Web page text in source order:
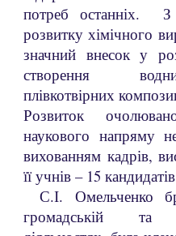
потреб останніх. З
розвитку хімічного
значний внесок у
створення
плівкотвірних
Розвиток
наукового напряму
вихованням кадрів,
її учнів – 15
С.І. Омельченко
громадській та